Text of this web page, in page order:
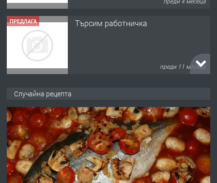
Продава употребявани чисти и
преди 1 година
ПРЕДЛАГА Работа за общи работници
преди 1 година
Случайна рецепта